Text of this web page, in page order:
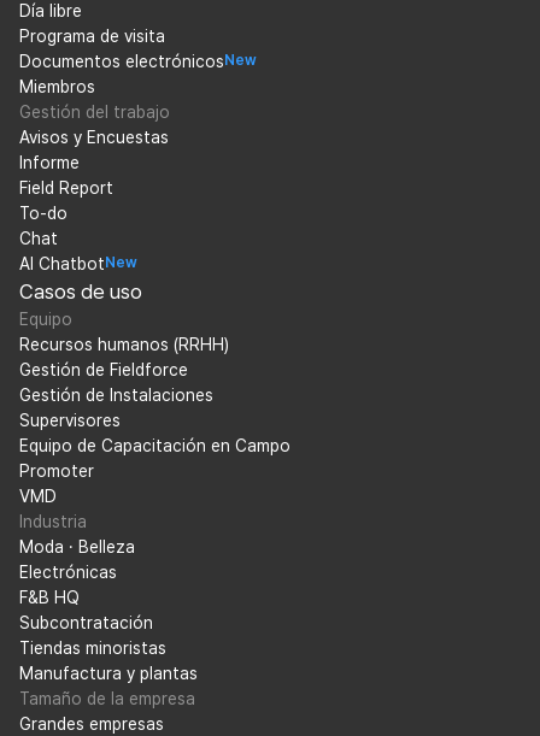
Día libre
Programa de visita
Documentos electrónicos New
Miembros
Gestión del trabajo
Avisos y Encuestas
Informe
Field Report
To-do
Chat
AI Chatbot New
Casos de uso
Equipo
Recursos humanos (RRHH)
Gestión de Fieldforce
Gestión de Instalaciones
Supervisores
Equipo de Capacitación en Campo
Promoter
VMD
Industria
Moda · Belleza
Electrónicas
F&B HQ
Subcontratación
Tiendas minoristas
Manufactura y plantas
Tamaño de la empresa
Grandes empresas